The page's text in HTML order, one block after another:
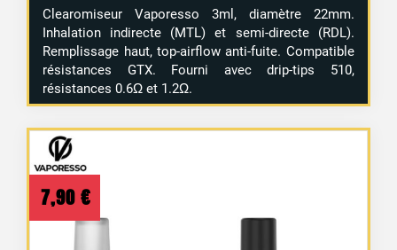
Clearomiseur Vaporesso 3ml, diamètre 22mm.
Inhalation indirecte (MTL) et semi-directe (RDL).
Remplissage haut, top-airflow anti-fuite. Compatible
résistances GTX. Fourni avec drip-tips 510,
résistances 0.6Ω et 1.2Ω.
7,90 €